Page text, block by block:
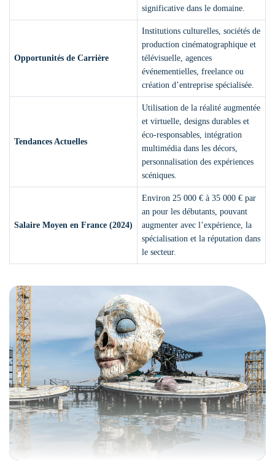
significative dans le domaine.
Opportunités de Carrière
Institutions culturelles, sociétés de
production cinématographique et
télévisuelle, agences
événementielles, freelance ou
création d’entreprise spécialisée.
Tendances Actuelles
Utilisation de la réalité augmentée
et virtuelle, designs durables et
éco-responsables, intégration
multimédia dans les décors,
personnalisation des expériences
scéniques.
Salaire Moyen en France (2024)
Environ 25 000 € à 35 000 € par
an pour les débutants, pouvant
augmenter avec l’expérience, la
spécialisation et la réputation dans
le secteur.